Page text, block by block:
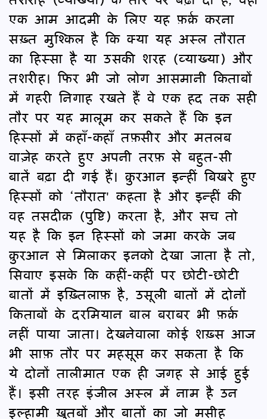
एक आम आदमी के लिए यह फ़र्क़ करना
सख़्त मुश्किल है कि क्या यह अस्ल तौरात
का हिस्सा है या उसकी शरह (व्याख्या) और
तशरीह। फिर भी जो लोग आसमानी किताबों
में गहरी निगाह रखते हैं वे एक हद तक सही
तौर पर यह मालूम कर सकते हैं कि इन
हिस्सों में कहाँ-कहाँ तफ़सीर और मतलब
वाज़ेह करते हुए अपनी तरफ़ से बहुत-सी
बातें बढ़ा दी गई हैं। क़ुरआन इन्हीं बिखरे हुए
हिस्सों को ‘तौरात' कहता है और इन्हीं की
वह तसदीक़ (पुष्टि) करता है, और सच तो
यह है कि इन हिस्सों को जमा करके जब
क़ुरआन से मिलाकर इनको देखा जाता है तो,
सिवाए इसके कि कहीं-कहीं पर छोटी-छोटी
बातों में इख़्तिलाफ़ है, उसूली बातों में दोनों
किताबों के दरमियान बाल बराबर भी फ़र्क़
नहीं पाया जाता। देखनेवाला कोई शख़्स आज
भी साफ़ तौर पर महसूस कर सकता है कि
ये दोनों तालीमात एक ही जगह से आई हुई
हैं। इसी तरह इंजील अस्ल में नाम है उन
इल्हामी ख़ुतबों और बातों का जो मसीह